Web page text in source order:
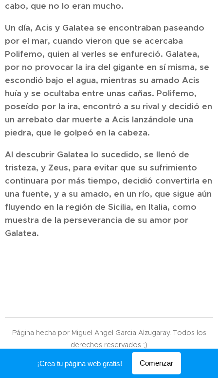
cabo, que no lo eran mucho.
Un día, Acis y Galatea se encontraban paseando
por el mar, cuando vieron que se acercaba
Polifemo, quien al verles se enfureció. Galatea,
por no provocar la ira del gigante en sí misma, se
escondió bajo el agua, mientras su amado Acis
huía y se ocultaba entre unas cañas. Polifemo,
poseído por la ira, encontró a su rival y decidió en
un arrebato dar muerte a Acis lanzándole una
piedra, que le golpeó en la cabeza.
Al descubrir Galatea lo sucedido, se llenó de
tristeza, y Zeus, para evitar que su sufrimiento
continuara por más tiempo, decidió convertirla en
una fuente, y a su amado, en un río, que sigue aún
fluyendo en la región de Sicilia, en Italia, como
muestra de la perseverancia de su amor por
Galatea.
Página hecha por Miguel Angel Garcia Alzugaray. Todos los
derechos reservados ;)
Creado conWebnode
¡Crea tu página web gratis! Comenzar